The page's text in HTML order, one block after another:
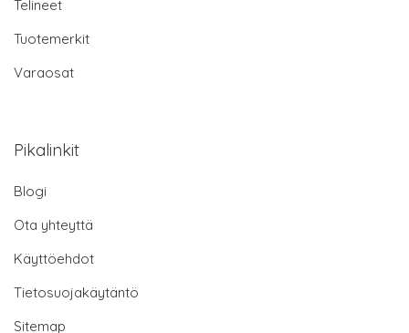
Telineet
Tuotemerkit
Varaosat
Pikalinkit
Blogi
Ota yhteyttä
Käyttöehdot
Tietosuojakäytäntö
Sitemap